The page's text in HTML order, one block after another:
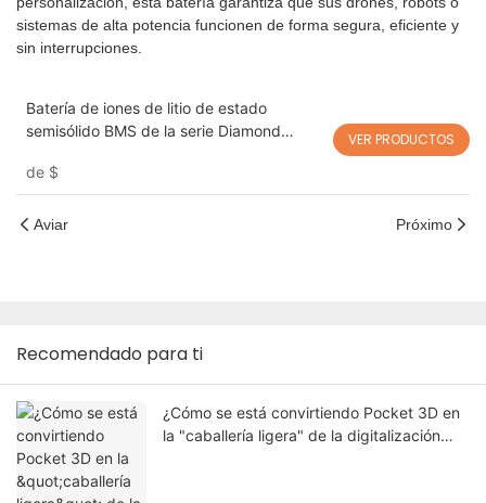
sistemas de alta potencia funcionen de forma segura, eficiente y
sin interrupciones.
Batería de iones de litio de estado
semisólido BMS de la serie Diamond
aplicaciones de alta potencia
de $
VER PRODUCTOS
Aviar Próximo
Recomendado para ti
¿Cómo se está convirtiendo Pocket 3D en
la "caballería ligera" de la digitalización